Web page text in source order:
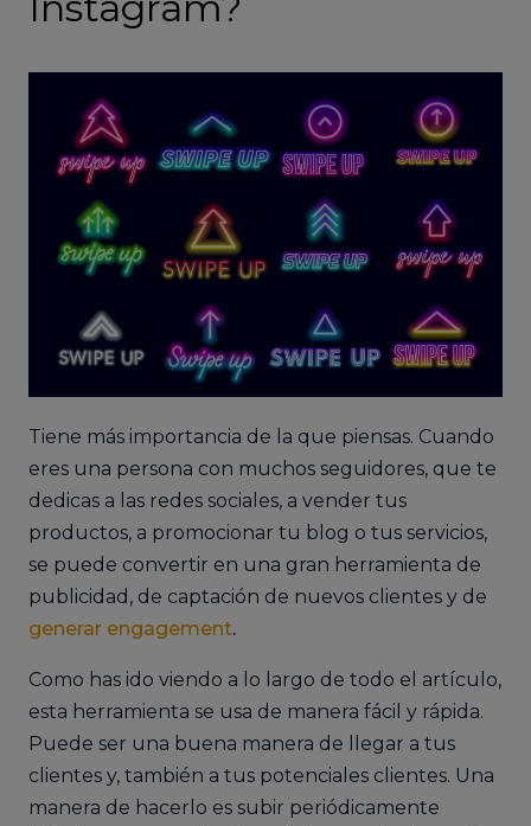
Tiene más importancia de la que piensas. Cuando
eres una persona con muchos seguidores, que te
dedicas a las redes sociales, a vender tus
productos, a promocionar tu blog o tus servicios,
se puede convertir en una gran herramienta de
publicidad, de captación de nuevos clientes y de
generar engagement.
Como has ido viendo a lo largo de todo el artículo,
esta herramienta se usa de manera fácil y rápida.
Puede ser una buena manera de llegar a tus
clientes y, también a tus potenciales clientes. Una
manera de hacerlo es subir periódicamente